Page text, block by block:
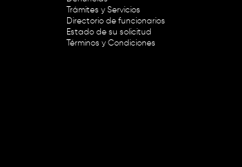
Trámites y Servicios
Directorio de funcionarios
Estado de su solicitud
Términos y Condiciones